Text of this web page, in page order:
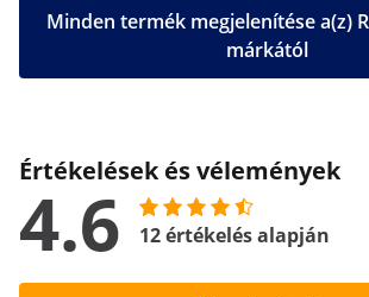
Minden termék megjelenítése a(z)
márkától
Értékelések és vélemények
4.6 12 értékelés alapján